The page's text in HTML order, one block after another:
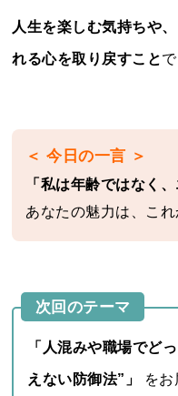
人生を楽しむ気持ちや
れる心を取り戻すこと
＜ 今日の一言 ＞
「私は年齢ではなく
あなたの魅力は、これ
次回のテーマ
「人混みや職場でど
えない防御法”」 をお